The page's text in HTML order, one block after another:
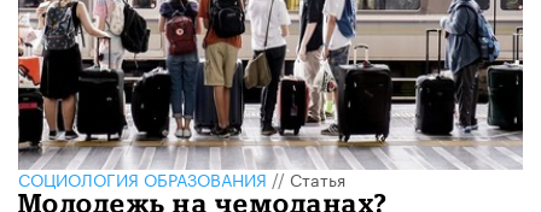
CОЦИОЛОГИЯ ОБРАЗОВАНИЯ//Статья
Молодежь на чемоданах?